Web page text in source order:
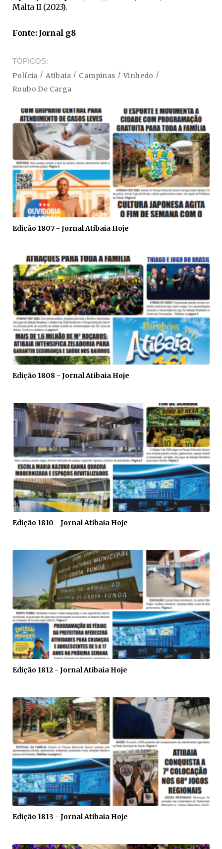
Malta II (2023).
Fonte: Jornal g8
TÓPICOS
Polícia Atibaia Campinas
Vinhedo
Roubo De Carga
Edição 1807 - Jornal Atibaia Hoje
Edição 1808 - Jornal Atibaia Hoje
Edição 1810 - Jornal Atibaia Hoje
Edição 1812 - Jornal Atibaia Hoje
Edição 1813 - Jornal Atibaia Hoje